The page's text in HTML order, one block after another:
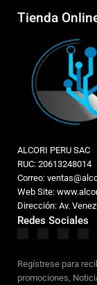
Tienda
ALCORI PERU SAC
RUC: 20613248014
Correo:
Web Site:
Dirección: Av.
Redes Sociales
Regístrese para
promociones,